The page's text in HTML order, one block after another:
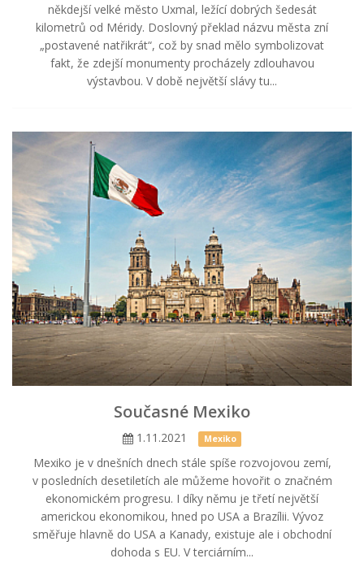
někdejší velké město Uxmal, ležící dobrých šedesát
kilometrů od Méridy. Doslovný překlad názvu města zní
„postavené natřikrát“, což by snad mělo symbolizovat
fakt, že zdejší monumenty procházely zdlouhavou
výstavbou. V době největší slávy tu...
Současné Mexiko
1.11.2021 Mexiko
Mexiko je v dnešních dnech stále spíše rozvojovou zemí,
v posledních desetiletích ale můžeme hovořit o značném
ekonomickém progresu. I díky němu je třetí největší
americkou ekonomikou, hned po USA a Brazílii. Vývoz
směřuje hlavně do USA a Kanady, existuje ale i obchodní
dohoda s EU. V terciárním...